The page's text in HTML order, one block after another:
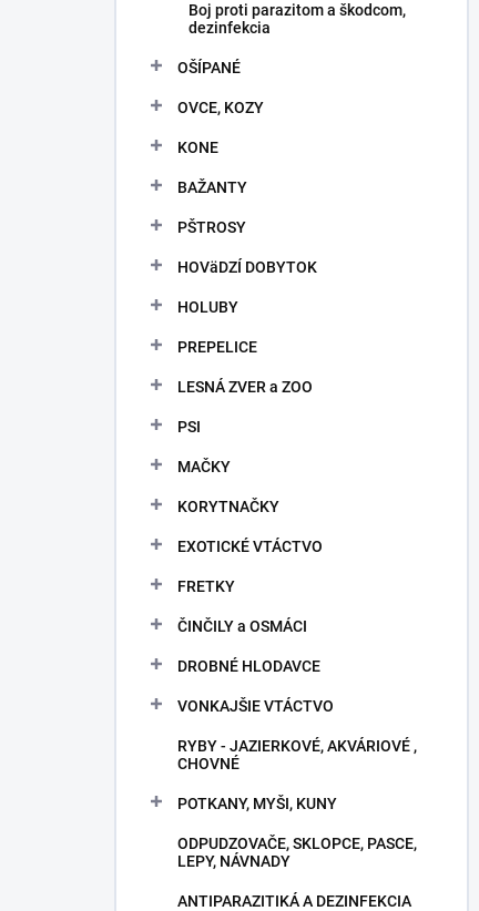
Boj proti parazitom a škodcom,
dezinfekcia
OŠÍPANÉ
OVCE, KOZY
KONE
BAŽANTY
PŠTROSY
HOVäDZÍ DOBYTOK
HOLUBY
PREPELICE
LESNÁ ZVER a ZOO
PSI
MAČKY
KORYTNAČKY
EXOTICKÉ VTÁCTVO
FRETKY
ČINČILY a OSMÁCI
DROBNÉ HLODAVCE
VONKAJŠIE VTÁCTVO
RYBY - JAZIERKOVÉ, AKVÁRIOVÉ ,
CHOVNÉ
POTKANY, MYŠI, KUNY
ODPUDZOVAČE, SKLOPCE, PASCE,
LEPY, NÁVNADY
ANTIPARAZITIKÁ A DEZINFEKCIA